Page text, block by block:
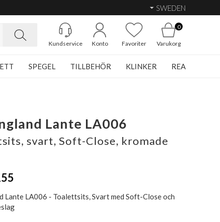
SWEDEN
Kundservice Konto Favoriter
0
Varukorg
SPEGEL TILLBEHÖR KLINKER REA
Lante LA006
svart, Soft-Close, kromade
Lante LA006 - Toalettsits, Svart med Soft-Close och